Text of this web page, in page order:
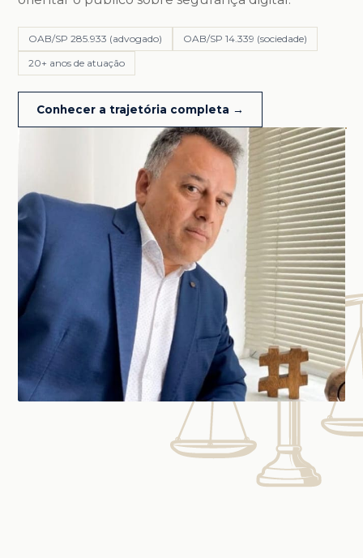
OAB/SP 285.933 (advogado)
OAB/SP 14.339 (sociedade)
20+ anos de atuação
Conhecer a trajetória completa →